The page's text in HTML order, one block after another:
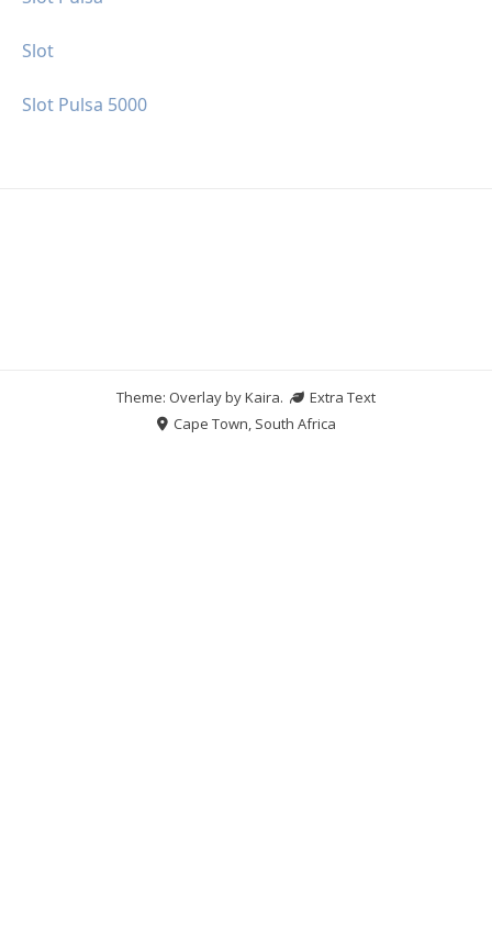
Slot
Slot Pulsa 5000
Theme: Overlay byKaira.
Extra Text
Cape Town, South Africa